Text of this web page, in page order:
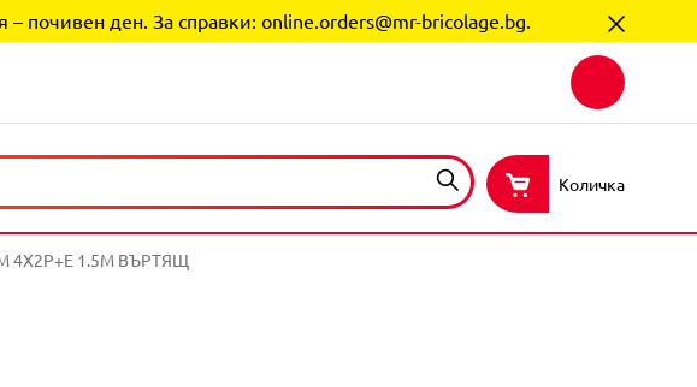
– почивен ден. За справки: online.orders@mr-bricolage.bg.
Количка
4X2P+E 1.5М ВЪРТЯЩ